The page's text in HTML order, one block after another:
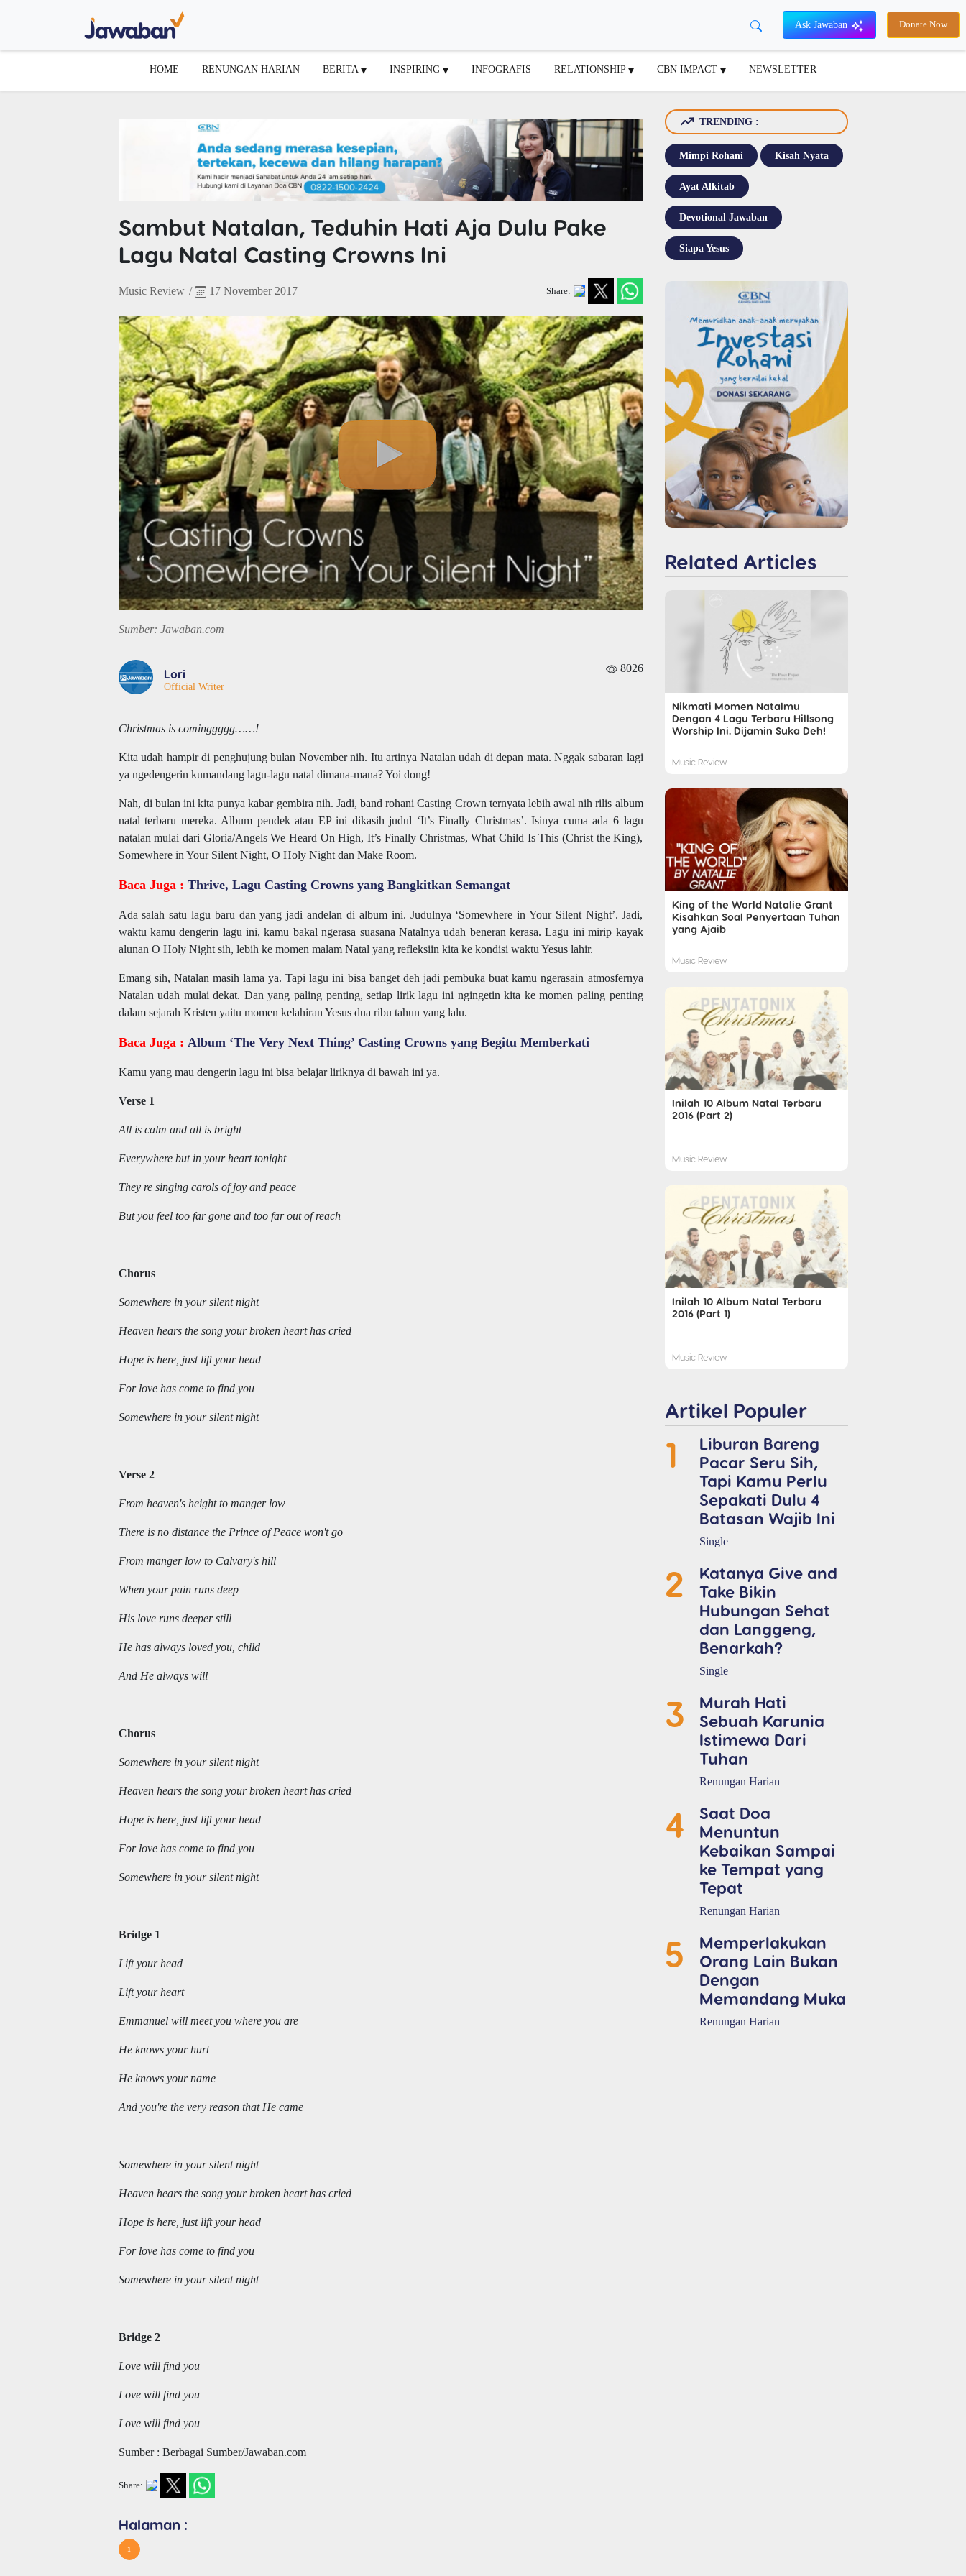
Ask Jawaban Donate Now
HOME RENUNGAN HARIAN BERITA INSPIRING INFOGRAFIS RELATIONSHIP CBN IMPACT NEWSLETTER
Sambut Natalan, Teduhin Hati Aja Dulu Pake
Lagu Natal Casting Crowns Ini
Music Review / 17 November 2017 Share:
Sumber: Jawaban.com
Lori
Official Writer
8026
Christmas is cominggggg……!
Kita udah hampir di penghujung bulan November nih. Itu artinya Natalan udah di depan mata. Nggak sabaran lagi
ya ngedengerin kumandang lagu-lagu natal dimana-mana? Yoi dong!
Nah, di bulan ini kita punya kabar gembira nih. Jadi, band rohani Casting Crown ternyata lebih awal nih rilis album
natal terbaru mereka. Album pendek atau EP ini dikasih judul ‘It’s Finally Christmas’. Isinya cuma ada 6 lagu
natalan mulai dari Gloria/Angels We Heard On High, It’s Finally Christmas, What Child Is This (Christ the King),
Somewhere in Your Silent Night, O Holy Night dan Make Room.
Baca Juga : Thrive, Lagu Casting Crowns yang Bangkitkan Semangat
Ada salah satu lagu baru dan yang jadi andelan di album ini. Judulnya ‘Somewhere in Your Silent Night’. Jadi,
waktu kamu dengerin lagu ini, kamu bakal ngerasa suasana Natalnya udah beneran kerasa. Lagu ini mirip kayak
alunan O Holy Night sih, lebih ke momen malam Natal yang refleksiin kita ke kondisi waktu Yesus lahir.
Emang sih, Natalan masih lama ya. Tapi lagu ini bisa banget deh jadi pembuka buat kamu ngerasain atmosfernya
Natalan udah mulai dekat. Dan yang paling penting, setiap lirik lagu ini ngingetin kita ke momen paling penting
dalam sejarah Kristen yaitu momen kelahiran Yesus dua ribu tahun yang lalu.
Baca Juga : Album ‘The Very Next Thing’ Casting Crowns yang Begitu Memberkati
Kamu yang mau dengerin lagu ini bisa belajar liriknya di bawah ini ya.
Verse 1
All is calm and all is bright
Everywhere but in your heart tonight
They re singing carols of joy and peace
But you feel too far gone and too far out of reach
Chorus
Somewhere in your silent night
Heaven hears the song your broken heart has cried
Hope is here, just lift your head
For love has come to find you
Somewhere in your silent night
Verse 2
From heaven's height to manger low
There is no distance the Prince of Peace won't go
From manger low to Calvary's hill
When your pain runs deep
His love runs deeper still
He has always loved you, child
And He always will
Chorus
Somewhere in your silent night
Heaven hears the song your broken heart has cried
Hope is here, just lift your head
For love has come to find you
Somewhere in your silent night
Bridge 1
Lift your head
Lift your heart
Emmanuel will meet you where you are
He knows your hurt
He knows your name
And you're the very reason that He came
Somewhere in your silent night
Heaven hears the song your broken heart has cried
Hope is here, just lift your head
For love has come to find you
Somewhere in your silent night
Bridge 2
Love will find you
Love will find you
Love will find you
Sumber : Berbagai Sumber/Jawaban.com
Share:
Halaman :
1
TRENDING :
Mimpi Rohani Kisah Nyata
Ayat Alkitab
Devotional Jawaban
Siapa Yesus
Related Articles
Nikmati Momen Natalmu
Dengan 4 Lagu Terbaru Hillsong
Worship Ini. Dijamin Suka Deh!
Music Review
King of the World Natalie Grant
Kisahkan Soal Penyertaan Tuhan
yang Ajaib
Music Review
Inilah 10 Album Natal Terbaru
2016 (Part 2)
Music Review
Inilah 10 Album Natal Terbaru
2016 (Part 1)
Music Review
Artikel Populer
1
Liburan Bareng
Pacar Seru Sih,
Tapi Kamu Perlu
Sepakati Dulu 4
Batasan Wajib Ini
Single
2
Katanya Give and
Take Bikin
Hubungan Sehat
dan Langgeng,
Benarkah?
Single
3
Murah Hati
Sebuah Karunia
Istimewa Dari
Tuhan
Renungan Harian
4
Saat Doa
Menuntun
Kebaikan Sampai
ke Tempat yang
Tepat
Renungan Harian
5
Memperlakukan
Orang Lain Bukan
Dengan
Memandang Muka
Renungan Harian